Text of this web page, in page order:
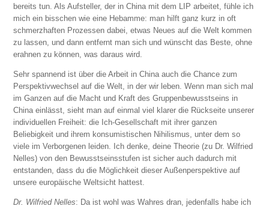
bereits tun. Als Aufsteller, der in China mit dem LIP arbeitet, fühle ich
mich ein bisschen wie eine Hebamme: man hilft ganz kurz in oft
schmerzhaften Prozessen dabei, etwas Neues auf die Welt kommen
zu lassen, und dann entfernt man sich und wünscht das Beste, ohne
erahnen zu können, was daraus wird.
Sehr spannend ist über die Arbeit in China auch die Chance zum
Perspektivwechsel auf die Welt, in der wir leben. Wenn man sich mal
im Ganzen auf die Macht und Kraft des Gruppenbewusstseins in
China einlässt, sieht man auf einmal viel klarer die Rückseite unserer
individuellen Freiheit: die Ich-Gesellschaft mit ihrer ganzen
Beliebigkeit und ihrem konsumistischen Nihilismus, unter dem so
viele im Verborgenen leiden. Ich denke, deine Theorie (zu Dr. Wilfried
Nelles) von den Bewusstseinsstufen ist sicher auch dadurch mit
entstanden, dass du die Möglichkeit dieser Außenperspektive auf
unsere europäische Weltsicht hattest.
Dr. Wilfried Nelles: Da ist wohl was Wahres dran, jedenfalls habe ich